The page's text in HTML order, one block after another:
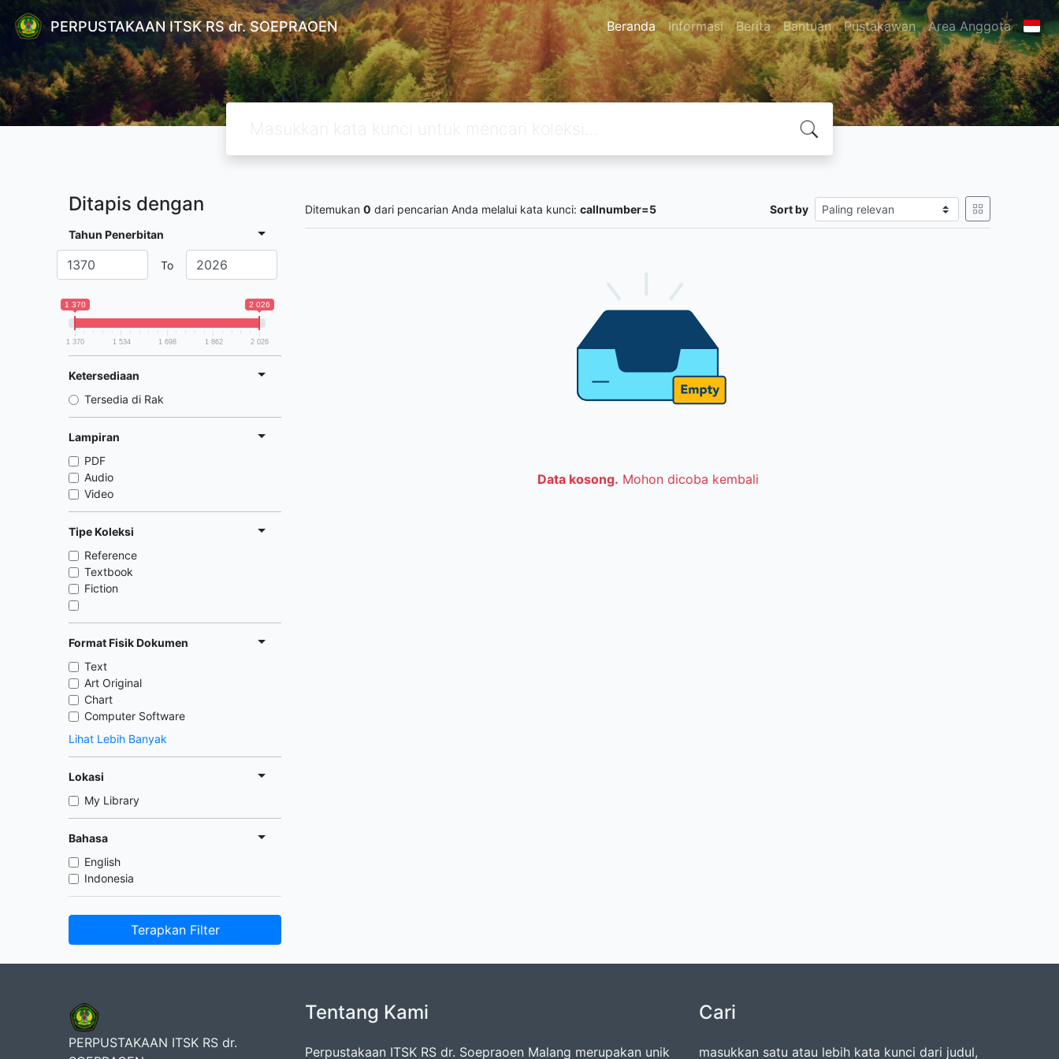
PERPUSTAKAAN ITSK RS dr. SOEPRAOEN Beranda Informasi Berita Bantuan Pustakawan Area Anggota
Ditapis dengan
Tahun Penerbitan
To
1 370 2 026
1 370 1 534 1 698 1 862 2 026
Ketersediaan
Tersedia di Rak
Lampiran
PDF
Audio
Video
Tipe Koleksi
Reference
Textbook
Fiction
Format Fisik Dokumen
Text
Art Original
Chart
Computer Software
Lihat Lebih Banyak
Lokasi
My Library
Bahasa
English
Indonesia
Terapkan Filter
Ditemukan 0 dari pencarian Anda melalui kata kunci: callnumber=5 Sort by
Data kosong. Mohon dicoba kembali
PERPUSTAKAAN ITSK RS dr.
Tentang Kami
Perpustakaan ITSK RS dr. Soepraoen Malang merupakan unik
Cari
masukkan satu atau lebih kata kunci dari judul,